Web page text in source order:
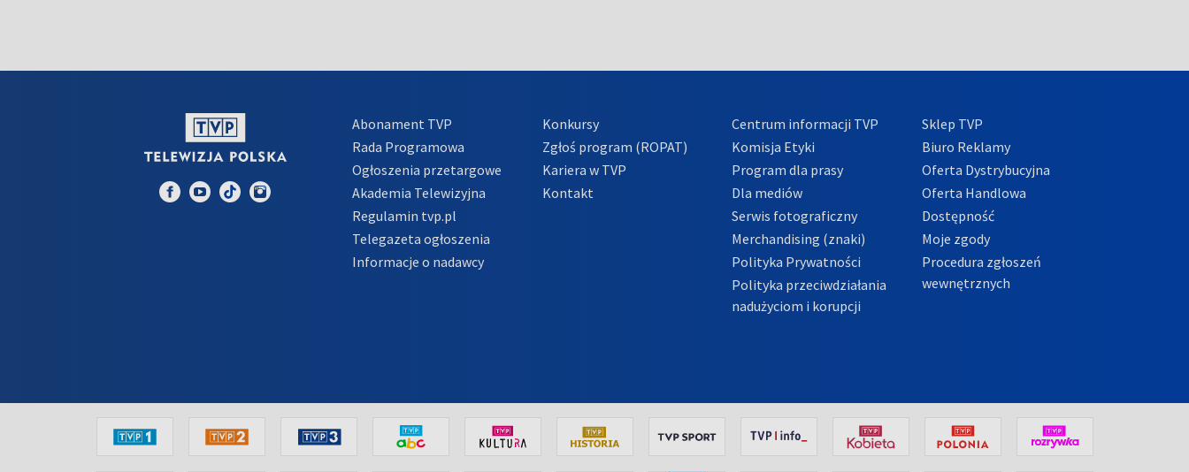
Abonament TVP
Rada Programowa
Ogłoszenia przetargowe
Akademia Telewizyjna
Regulamin tvp.pl
Telegazeta ogłoszenia
Informacje o nadawcy
Konkursy
Zgłoś program (ROPAT)
Kariera w TVP
Kontakt
Centrum informacji TVP
Komisja Etyki
Program dla prasy
Dla mediów
Serwis fotograficzny
Merchandising (znaki)
Polityka Prywatności
Polityka przeciwdziałania
nadużyciom i korupcji
Sklep TVP
Biuro Reklamy
Oferta Dystrybucyjna
Oferta Handlowa
Dostępność
Moje zgody
Procedura zgłoszeń
wewnętrznych